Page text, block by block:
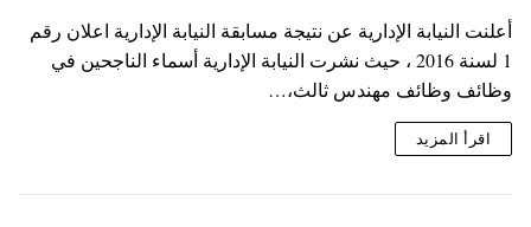
أعلنت النيابة الإدارية عن نتيجة مسابقة النيابة الإدارية اعلان رقم
1 لسنة 2016 ، حيث نشرت النيابة الإدارية أسماء الناجحين في
وظائف وظائف مهندس ثالث،…
اقرأ المزيد